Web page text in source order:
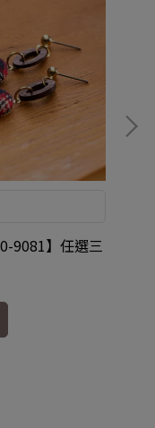
9081】任選三